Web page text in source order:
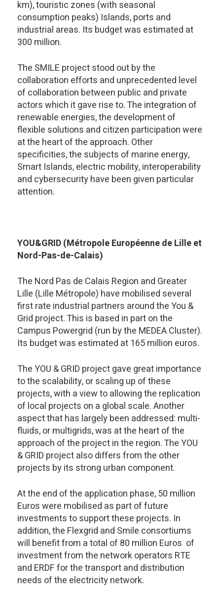
km), touristic zones (with seasonal
consumption peaks) Islands, ports and
industrial areas. Its budget was estimated at
300 million.
The SMILE project stood out by the
collaboration efforts and unprecedented level
of collaboration between public and private
actors which it gave rise to. The integration of
renewable energies, the development of
flexible solutions and citizen participation were
at the heart of the approach. Other
specificities, the subjects of marine energy,
Smart Islands, electric mobility, interoperability
and cybersecurity have been given particular
attention.
YOU&GRID (Métropole Européenne de Lille et
Nord-Pas-de-Calais)
The Nord Pas de Calais Region and Greater
Lille (Lille Métropole) have mobilised several
first rate industrial partners around the You &
Grid project. This is based in part on the
Campus Powergrid (run by the MEDEA Cluster).
Its budget was estimated at 165 million euros.
The YOU & GRID project gave great importance
to the scalability, or scaling up of these
projects, with a view to allowing the replication
of local projects on a global scale. Another
aspect that has largely been addressed: multi-
fluids, or multigrids, was at the heart of the
approach of the project in the region. The YOU
& GRID project also differs from the other
projects by its strong urban component.
At the end of the application phase, 50 million
Euros were mobilised as part of future
investments to support these projects. In
addition, the Flexgrid and Smile consortiums
will benefit from a total of 80 million Euros of
investment from the network operators RTE
and ERDF for the transport and distribution
needs of the electricity network.